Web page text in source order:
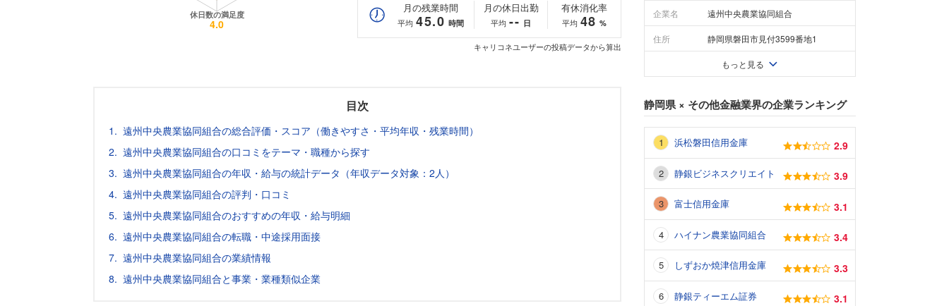
月の残業時間
平均 45.0 時間
月の休日出勤
平均 -- 日
有休消化率
平均 48 %
キャリコネユーザーの投稿データから算出
目次
遠州中央農業協同組合の総合評価・スコア（働きやすさ・平均年収・残業時間）
遠州中央農業協同組合の口コミをテーマ・職種から探す
遠州中央農業協同組合の年収・給与の統計データ（年収データ対象：2人）
遠州中央農業協同組合の評判・口コミ
遠州中央農業協同組合のおすすめの年収・給与明細
遠州中央農業協同組合の転職・中途採用面接
遠州中央農業協同組合の業績情報
遠州中央農業協同組合と事業・業種類似企業
企業名 遠州中央農業協同組合
住所 静岡県磐田市見付3599番地1
もっと見る
静岡県× その他金融業界の企業ランキング
浜松磐田信用金庫 2.9
静銀ビジネスクリエイト 3.9
富士信用金庫 3.1
ハイナン農業協同組合 3.4
しずおか焼津信用金庫 3.3
静銀ティーエム証券 3.1